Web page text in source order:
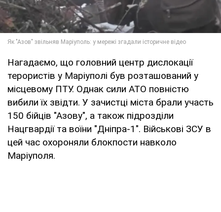
Нагадаємо, що головний центр дислокації
терористів у Маріуполі був розташований у
місцевому ПТУ. Однак сили АТО повністю
вибили їх звідти. У зачистці міста брали участь
150 бійців "Азову", а також підрозділи
Нацгвардії та воїни "Дніпра-1". Військові ЗСУ в
цей час охороняли блокпости навколо
Маріуполя.